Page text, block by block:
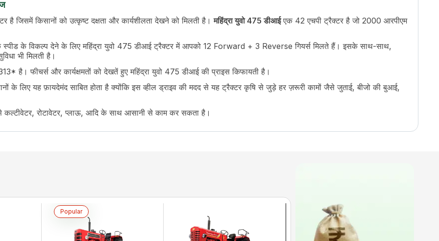
है जिसमें किसानों को उत्कृष्ट दक्षता और कार्यशीलता देखने को मिलती है।महिंद्रा युवो 475 डीआईएक 42 एचपी ट्रैक्टर है जो 2000 आरपीएम
के विकल्प देने के लिए महिंद्रा युवो 475 डीआई ट्रैक्टर में आपको 12 Forward + 3 Reverse गियर्स मिलते हैं। इसके साथ-साथ,
भी मिलती है।
है। फीचर्स और कार्यक्षमतों को देखतें हुए महिंद्रा युवो 475 डीआई की प्राइस किफायती है।
के लिए यह फ़ायदेमंद साबित होता है क्योंकि इस व्हील ड्राइव की मदद से यह ट्रैक्टर कृषि से जुड़े हर ज़रूरी कामों जैसे जुताई, बीजो की बुआई,
रोटावेटर, प्लाऊ, आदि के साथ आसानी से काम कर सकता है।
Popular